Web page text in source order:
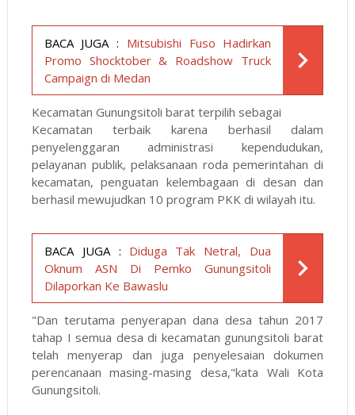
BACA JUGA : Mitsubishi Fuso Hadirkan
Promo Shocktober & Roadshow Truck
Campaign di Medan
Kecamatan Gunungsitoli barat terpilih sebagai
Kecamatan terbaik karena berhasil dalam
penyelenggaran administrasi kependudukan,
pelayanan publik, pelaksanaan roda pemerintahan di
kecamatan, penguatan kelembagaan di desan dan
berhasil mewujudkan 10 program PKK di wilayah itu.
BACA JUGA : Diduga Tak Netral, Dua
Oknum ASN Di Pemko Gunungsitoli
Dilaporkan Ke Bawaslu
"Dan terutama penyerapan dana desa tahun 2017
tahap I semua desa di kecamatan gunungsitoli barat
telah menyerap dan juga penyelesaian dokumen
perencanaan masing-masing desa,"kata Wali Kota
Gunungsitoli.